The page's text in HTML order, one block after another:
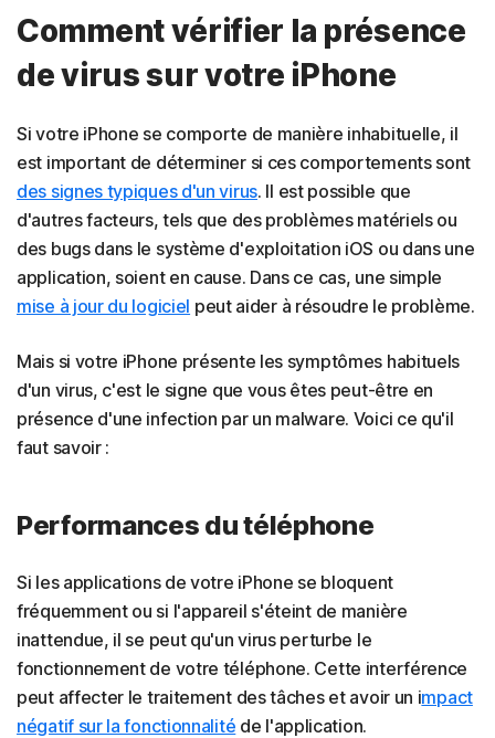
Comment vérifier la présence
de virus sur votre iPhone
Si votre iPhone se comporte de manière inhabituelle, il
est important de déterminer si ces comportements sont
des signes typiques d'un virus. Il est possible que
d'autres facteurs, tels que des problèmes matériels ou
des bugs dans le système d'exploitation iOS ou dans une
application, soient en cause. Dans ce cas, une simple
mise à jour du logiciel peut aider à résoudre le problème.
Mais si votre iPhone présente les symptômes habituels
d'un virus, c'est le signe que vous êtes peut-être en
présence d'une infection par un malware. Voici ce qu'il
faut savoir :
Performances du téléphone
Si les applications de votre iPhone se bloquent
fréquemment ou si l'appareil s'éteint de manière
inattendue, il se peut qu'un virus perturbe le
fonctionnement de votre téléphone. Cette interférence
peut affecter le traitement des tâches et avoir un impact
négatif sur la fonctionnalité de l'application.